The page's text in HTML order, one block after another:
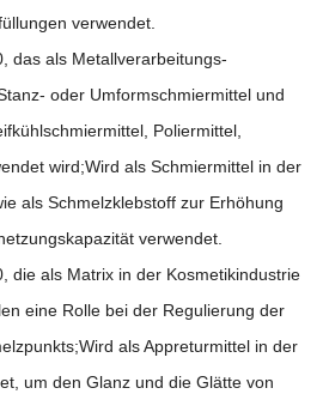
verwendet.
das als Metallverarbeitungs-
oder Umformschmiermittel und
Poliermittel,
wird;Wird als Schmiermittel in der
als Schmelzklebstoff zur Erhöhung
verwendet.
die als Matrix in der Kosmetikindustrie
eine Rolle bei der Regulierung der
als Appreturmittel in der
um den Glanz und die Glätte von